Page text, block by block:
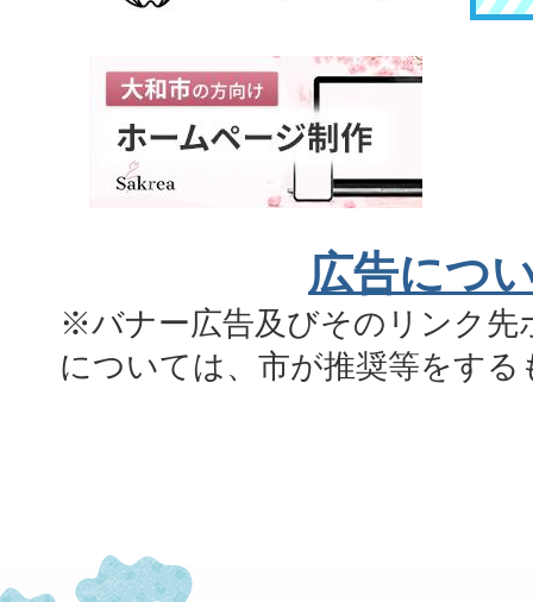
広告につ
※バナー広告及びそのリンク先
については、市が推奨等をす